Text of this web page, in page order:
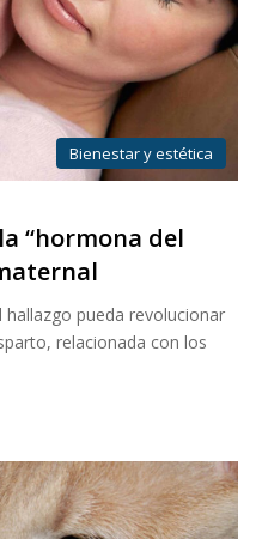
Bienestar y estética
“hormona del
pueda revolucionar
relacionada con los